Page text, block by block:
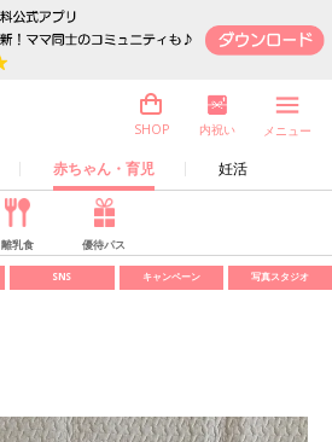
赤ちゃん・育児 妊活
SHOP 内祝い メニュー
離乳食 優待パス
SNS キャンペーン 写真スタジオ